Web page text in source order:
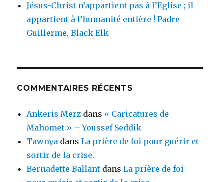
Jésus-Christ n’appartient pas à l’Eglise ; il
appartient à l’humanité entière ! Padre
Guillerme, Black Elk
COMMENTAIRES RÉCENTS
Ankeris Merz dans « Caricatures de
Mahomet » – Youssef Seddik
Tawnya dansLa prière de foi pour guérir et
sortir de la crise.
Bernadette Ballant dansLa prière de foi